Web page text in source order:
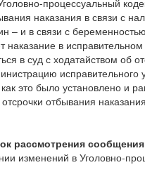
процессуальный
наказания в связи с
и в связи с
в
в суд с ходатайством об
это было установлено и
отбывания
рассмотрения
изменений в Уголовно-